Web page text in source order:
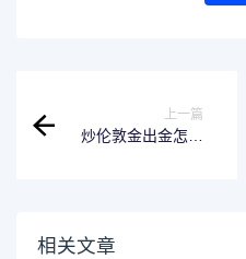
上一篇
炒伦敦金出金怎么
相关文章